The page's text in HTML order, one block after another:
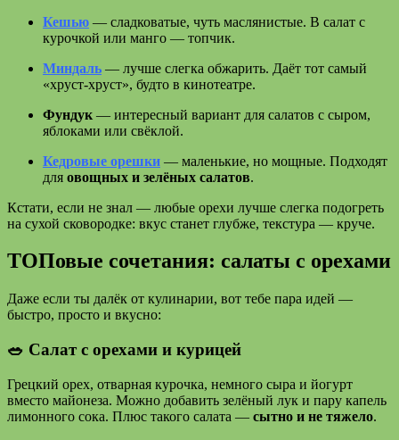
Кешью — сладковатые, чуть маслянистые. В салат с
курочкой или манго — топчик.
Миндаль — лучше слегка обжарить. Даёт тот самый
«хруст-хруст», будто в кинотеатре.
Фундук — интересный вариант для салатов с сыром,
яблоками или свёклой.
Кедровые орешки — маленькие, но мощные. Подходят
для овощных и зелёных салатов.
Кстати, если не знал — любые орехи лучше слегка подогреть
на сухой сковородке: вкус станет глубже, текстура — круче.
ТОПовые сочетания: салаты с орехами
Даже если ты далёк от кулинарии, вот тебе пара идей —
быстро, просто и вкусно:
🥗 Салат с орехами и курицей
Грецкий орех, отварная курочка, немного сыра и йогурт
вместо майонеза. Можно добавить зелёный лук и пару капель
лимонного сока. Плюс такого салата — сытно и не тяжело.